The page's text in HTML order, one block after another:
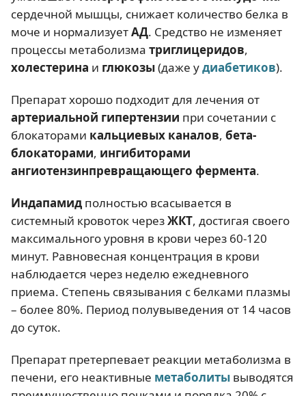
сердечной мышцы, снижает количество белка в
моче и нормализуетАД. Средство не изменяет
процессы метаболизма триглицеридов,
холестерина и глюкозы(даже удиабетиков).
Препарат хорошо подходит для лечения от
артериальной гипертензии при сочетании с
блокаторами кальциевых каналов, бета-
блокаторами, ингибиторами
ангиотензинпревращающего фермента.
Индапамид полностью всасывается в
системный кровоток черезЖКТ, достигая своего
максимального уровня в крови через 60-120
минут. Равновесная концентрация в крови
наблюдается через неделю ежедневного
приема. Степень связывания с белками плазмы
– более 80%. Период полувыведения от 14 часов
до суток.
Препарат претерпевает реакции метаболизма в
печени, его неактивные метаболиты выводятся